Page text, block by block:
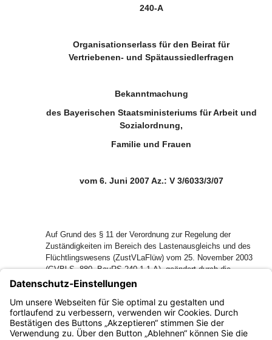
240-A
Organisationserlass für den Beirat für
Vertriebenen- und Spätaussiedlerfragen
Bekanntmachung
des Bayerischen Staatsministeriums für Arbeit und
Sozialordnung,
Familie und Frauen
vom 6. Juni 2007 Az.: V 3/6033/3/07
Auf Grund des § 11 der Verordnung zur Regelung der
Zuständigkeiten im Bereich des Lastenausgleichs und des
Flüchtlingswesens (ZustVLaFlüw) vom 25. November 2003
(GVBl S. 880, BayRS 240-1-1-A), geändert durch die
Verordnung zur Änderung der Verordnung zur Regelung der
Zuständigkeiten im Bereich des Lastenausgleichs und des
Flüchtlingswesens vom 11. Dezember 2006 (GVBl S. 1049,
BayRS 240-1-1-A), ergeht folgender Organisationserlass: